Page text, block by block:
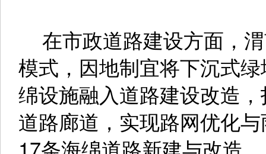
在市政道路建设方面，
模式，因地制宜将下沉式
绵设施融入道路建设改造
道路廊道，实现路网优化